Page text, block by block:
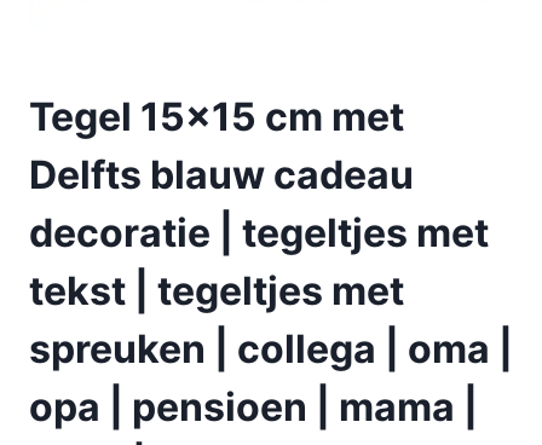
Tegel 15×15 cm met
Delfts blauw cadeau
decoratie | tegeltjes met
tekst | tegeltjes met
spreuken | collega | oma |
opa | pensioen | mama |